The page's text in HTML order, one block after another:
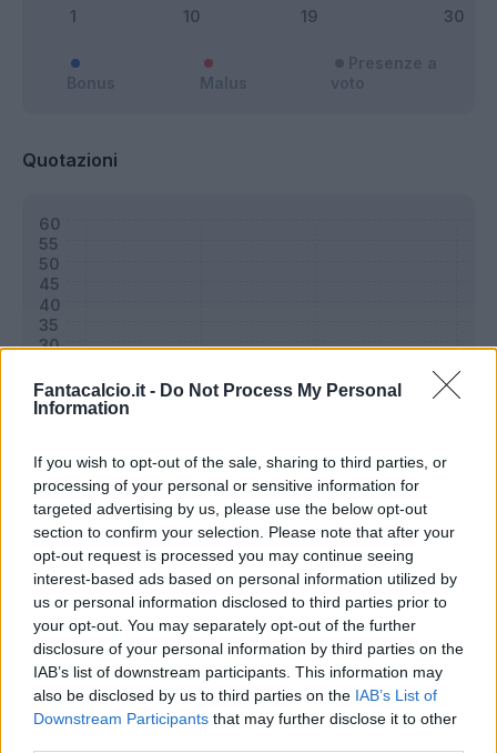
Fantacalcio.it - Do Not Process My Personal
Information
If you wish to opt-out of the sale, sharing to third parties, or
processing of your personal or sensitive information for
targeted advertising by us, please use the below opt-out
section to confirm your selection. Please note that after your
opt-out request is processed you may continue seeing
interest-based ads based on personal information utilized by
us or personal information disclosed to third parties prior to
your opt-out. You may separately opt-out of the further
disclosure of your personal information by third parties on the
IAB’s list of downstream participants. This information may
also be disclosed by us to third parties on the IAB’s List of
Downstream Participants that may further disclose it to other
Quotazioni
Classic Mantra
Riepilogo stagione
Titolare 28 - 93%
Entrato 1 - 3 %
Squalificato